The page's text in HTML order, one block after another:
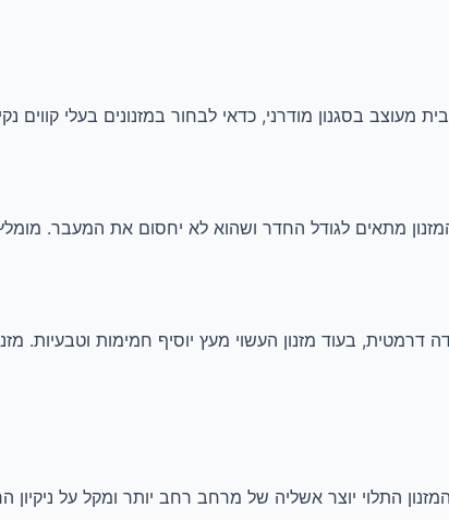
בסגנון מודרני, כדאי לבחור במזנונים בעלי קווים
מתאים לגודל החדר ושהוא לא יחסום את המעבר.
בעוד מזנון העשוי מעץ יוסיף חמימות וטבעיות.
התלוי יוצר אשליה של מרחב רחב יותר ומקל על ניקיון